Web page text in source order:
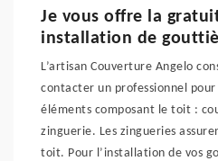
Je vous offre la
installation de
L’artisan Couverture Angelo
contacter un professionnel
éléments composant le toit :
zinguerie. Les zingueries
toit. Pour l’installation de vos